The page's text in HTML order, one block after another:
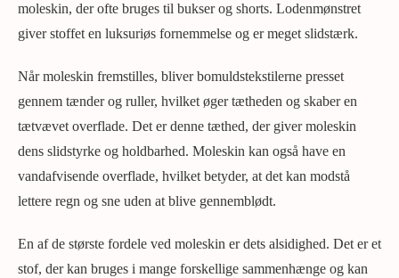
moleskin, der ofte bruges til bukser og shorts. Lodenmønstret
giver stoffet en luksuriøs fornemmelse og er meget slidstærk.
Når moleskin fremstilles, bliver bomuldstekstilerne presset
gennem tænder og ruller, hvilket øger tætheden og skaber en
tætvævet overflade. Det er denne tæthed, der giver moleskin
dens slidstyrke og holdbarhed. Moleskin kan også have en
vandafvisende overflade, hvilket betyder, at det kan modstå
lettere regn og sne uden at blive gennemblødt.
En af de største fordele ved moleskin er dets alsidighed. Det er et
stof, der kan bruges i mange forskellige sammenhænge og kan